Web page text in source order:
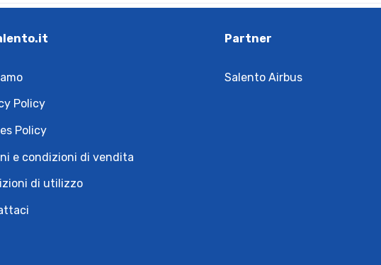
Policy
Policy
e condizioni di vendita
di utilizzo
Partner
Salento Airbus